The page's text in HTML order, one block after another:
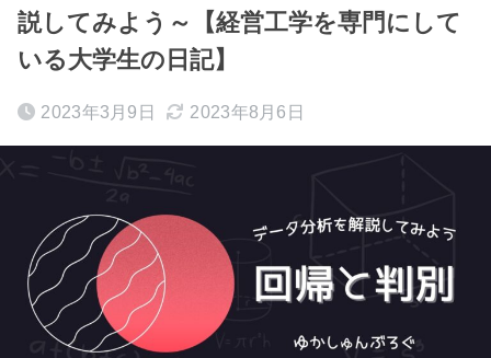
説してみよう～【経営工学を専門にして
いる大学生の日記】
2023年3月9日 2023年8月6日